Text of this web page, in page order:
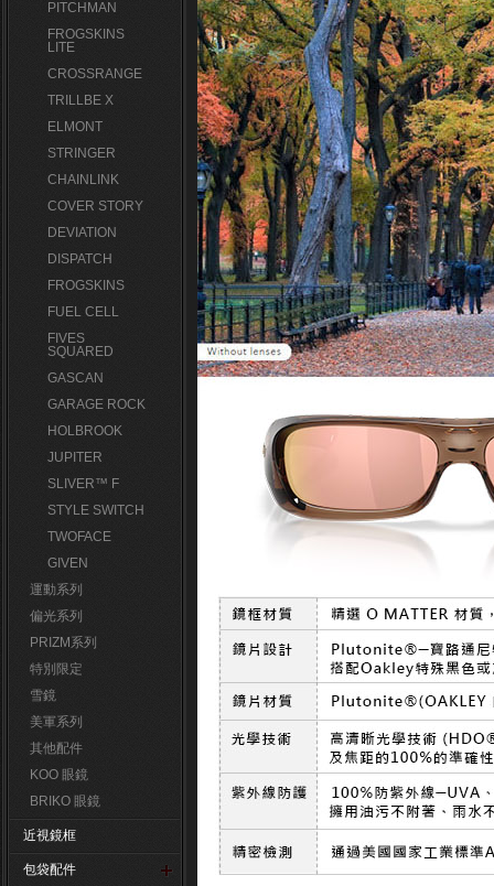
PITCHMAN
FROGSKINS
LITE
CROSSRANGE
TRILLBE X
ELMONT
STRINGER
CHAINLINK
COVER STORY
DEVIATION
DISPATCH
FROGSKINS
FUEL CELL
FIVES
SQUARED
GASCAN
GARAGE ROCK
HOLBROOK
JUPITER
SLIVER™ F
STYLE SWITCH
TWOFACE
GIVEN
運動系列
偏光系列
PRIZM系列
特別限定
雪鏡
美軍系列
其他配件
KOO 眼鏡
BRIKO 眼鏡
近視鏡框
包袋配件